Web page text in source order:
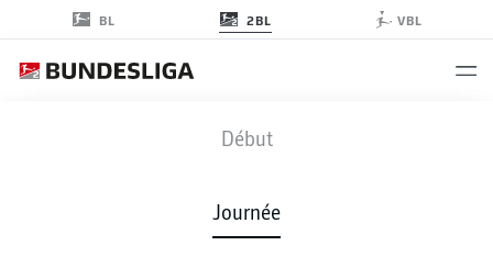
BL 2BL VBL
Début
Journée
F95 - ELV
1 1